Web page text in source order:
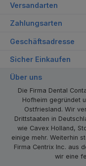
Versandarten
Zahlungsarten
Geschäftsadresse
Sicher Einkaufen
Über uns
Die Firma Dental
Hofheim gegründet
Ostfriesland. Wir
Drittstaaten in
wie Cavex Holland,
einige mehr. Weiterhin
Firma Centrix Inc. aus
wir eine